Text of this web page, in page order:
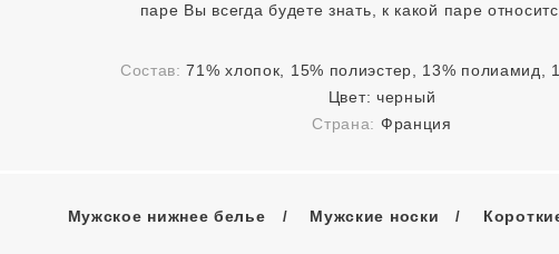
паре Вы всегда будете знать, к какой паре
Состав:71% хлопок, 15% полиэстер, 13% полиамид,
Цвет: черный
Страна: Франция
Мужское нижнее белье Мужские носки